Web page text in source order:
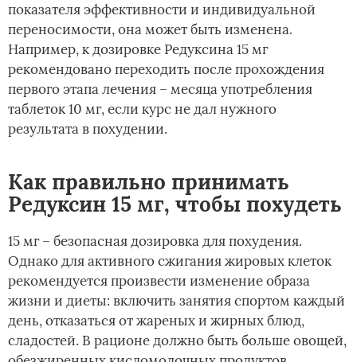
показателя эффективности и индивидуальной
переносимости, она может быть изменена.
Например, к дозировке Редуксина 15 мг
рекомендовано переходить после прохождения
первого этапа лечения – месяца употребления
таблеток 10 мг, если курс не дал нужного
результата в похудении.
Как правильно принимать
Редуксин 15 мг, чтобы похудеть
15 мг – безопасная дозировка для похудения.
Однако для активного сжигания жировых клеток
рекомендуется произвести изменение образа
жизни и диеты: включить занятия спортом каждый
день, отказаться от жареных и жирных блюд,
сладостей. В рационе должно быть больше овощей,